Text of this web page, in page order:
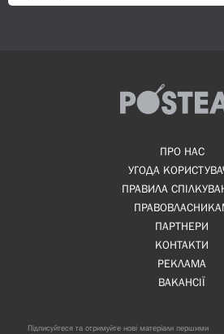
ПРО НАС
УГОДА
ПРАВИЛА
ПАРТНЕРИ
КОНТАКТИ
РЕКЛАМА
ВАКАНСІЇ
Підписуйтеся та отримуйте нові матеріали першими